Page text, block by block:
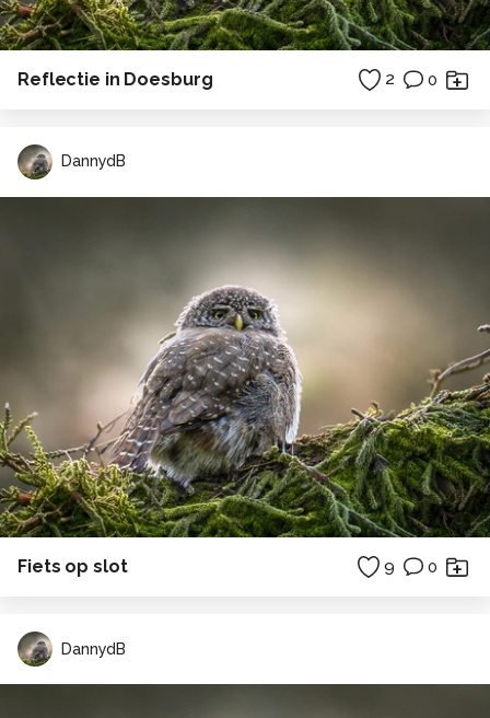
Reflectie in Doesburg 2 0
DannydB
Fiets op slot 9 0
DannydB